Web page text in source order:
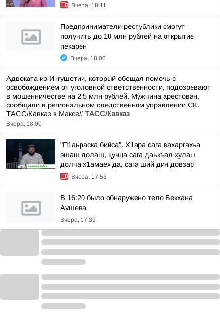
Вчера, 18:11
Предприниматели республики смогут
получить до 10 млн рублей на открытие
пекарен
Вчера, 18:06
Адвоката из Ингушетии, который обещал помочь с
освобождением от уголовной ответственности, подозревают
в мошенничестве на 2,5 млн рублей. Мужчина арестован,
сообщили в региональном следственном управлении СК.
ТАСС/Кавказ в Максе// ТАСС/Кавказ
Вчера, 18:00
"П1аьраска бийса". Х1ара сага вахаргахьа
эшаш долаш, цунца сага даькъал хулаш
долча х1амаех да, сага ший дин довзар
Вчера, 17:53
В 16:20 было обнаружено тело Бекхана
Аушева
Вчера, 17:39